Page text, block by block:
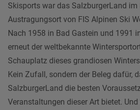
Skisports war das SalzburgerLand im
Austragungsort von FIS Alpinen Ski
Nach 1958 in Bad Gastein und 1991
erneut der weltbekannte
Schauplatz dieses grandiosen
Kein Zufall, sondern der Beleg dafür,
SalzburgerLand die besten
Veranstaltungen dieser Art bietet.